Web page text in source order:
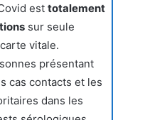
est totalement
sur seule
vitale.
présentant
cas contacts et les
dans les